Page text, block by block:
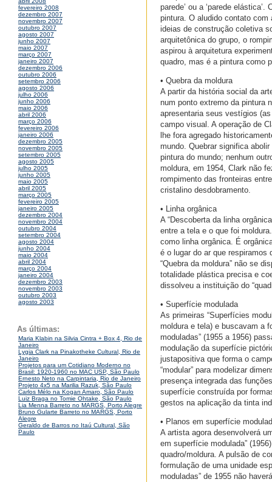
fevereiro 2008
dezembro 2007
novembro 2007
outubro 2007
agosto 2007
junho 2007
maio 2007
março 2007
janeiro 2007
dezembro 2006
outubro 2006
setembro 2006
agosto 2006
julho 2006
junho 2006
maio 2006
abril 2006
março 2006
fevereiro 2006
janeiro 2006
dezembro 2005
novembro 2005
setembro 2005
agosto 2005
julho 2005
junho 2005
maio 2005
abril 2005
março 2005
fevereiro 2005
janeiro 2005
dezembro 2004
novembro 2004
outubro 2004
setembro 2004
agosto 2004
junho 2004
maio 2004
abril 2004
março 2004
janeiro 2004
dezembro 2003
novembro 2003
outubro 2003
agosto 2003
As últimas:
Maria Klabin na Silvia Cintra + Box 4, Rio de
Janeiro
Lygia Clark na Pinakotheke Cultural, Rio de
Janeiro
Projetos para um Cotidiano Moderno no
Brasil: 1920-1960 no MAC USP, São Paulo
Ernesto Neto na Carpintaria, Rio de Janeiro
Projeto 4x5 na Marilia Razuk, São Paulo
Carlos Mélo na Kogan Amaro, São Paulo
Luiz Braga no Tomie Ohtake, São Paulo
Lia Menna Barreto no MARGS, Porto Alegre
Bruno Gularte Barreto no MARGS, Porto
Alegre
Geraldo de Barros no Itaú Cultural, São
Paulo
parede’ ou a ‘parede
pintura. O aludido contato com
ideias de construção coletiva
arquitetônica do grupo, o
aspirou à arquitetura
quadro, mas é a pintura como
• Quebra da moldura
A partir da história social da
num ponto extremo da pintura
apresentaria seus vestígios
campo visual. A operação de
lhe fora agregado
mundo. Quebrar significa
pintura do mundo; nenhum
moldura, em 1954, Clark não
rompimento das fronteiras
cristalino desdobramento.
• Linha orgânica
A “Descoberta da linha
entre a tela e o que foi
como linha orgânica. É
é o lugar do ar que
“Quebra da moldura” não se
totalidade plástica precisa e
dissolveu a instituição do
• Superfície modulada
As primeiras “Superfícies
moldura e tela) e buscavam a
moduladas” (1955 a 1956)
modulação da superfície
justapositiva que forma o
“modular” para modelizar
presença integrada das
superfície construída por
gestos na aplicação da tinta
• Planos em superfície
A artista agora desenvolverá
em superfície modulada”
quadro/moldura. A pulsão de
formulação de uma unidade
moduladas” de 1955 não